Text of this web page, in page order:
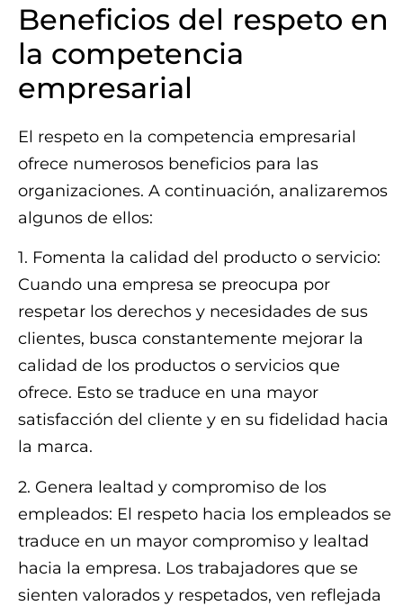
Beneficios del respeto en
la competencia
empresarial
El respeto en la competencia empresarial
ofrece numerosos beneficios para las
organizaciones. A continuación, analizaremos
algunos de ellos:
1. Fomenta la calidad del producto o servicio:
Cuando una empresa se preocupa por
respetar los derechos y necesidades de sus
clientes, busca constantemente mejorar la
calidad de los productos o servicios que
ofrece. Esto se traduce en una mayor
satisfacción del cliente y en su fidelidad hacia
la marca.
2. Genera lealtad y compromiso de los
empleados: El respeto hacia los empleados se
traduce en un mayor compromiso y lealtad
hacia la empresa. Los trabajadores que se
sienten valorados y respetados, ven reflejada